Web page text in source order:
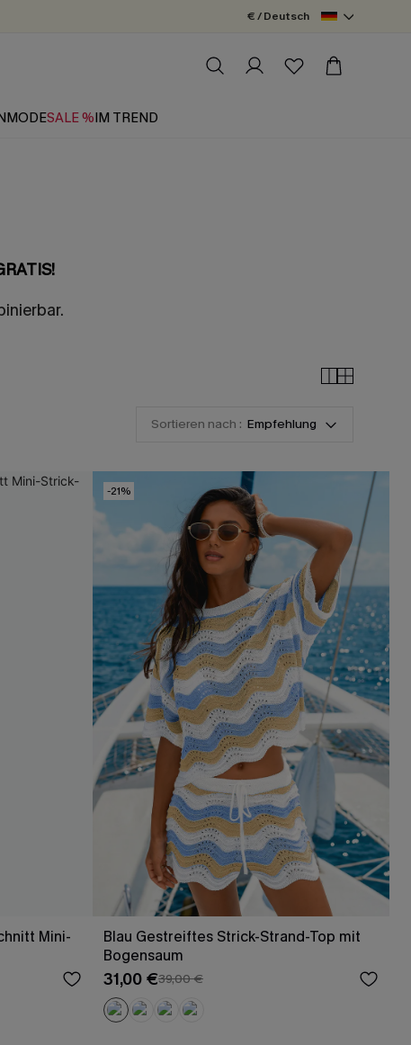
€ / Deutsch
SALE %IM TREND
Sortieren nach : Empfehlung
Mini-
-21%
Blau Gestreiftes Strick-Strand-Top mit
Bogensaum
31,00 €39,00 €